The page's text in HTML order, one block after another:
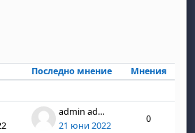
35 страница
Последно мнение
Мнения
admin admin
21 юни 2022
0